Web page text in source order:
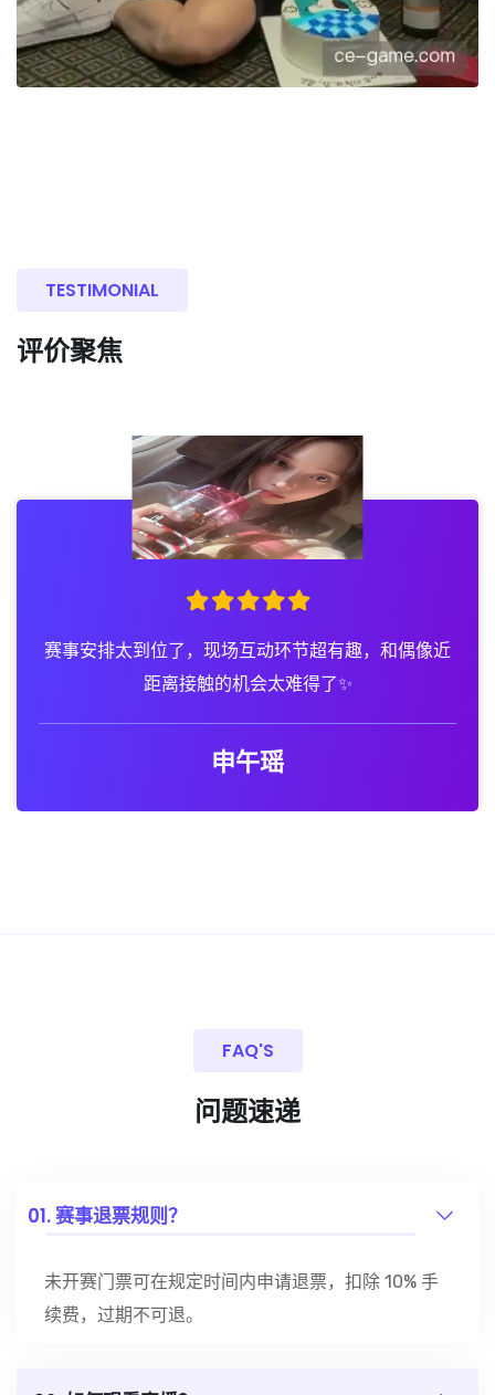
TESTIMONIAL
评价聚焦
赛事现场的观众互动游戏太有趣了，还拿到了签名球
衣，这趟来得太值了～🎁
梁淼淼
FAQ'S
问题速递
01. 赛事退票规则？
未开赛门票可在规定时间内申请退票，扣除 10% 手
续费，过期不可退。